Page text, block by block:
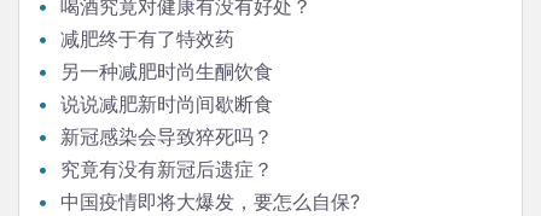
喝酒究竟对健康有没有好处？
减肥终于有了特效药
另一种减肥时尚生酮饮食
说说减肥新时尚间歇断食
新冠感染会导致猝死吗？
究竟有没有新冠后遗症？
中国疫情即将大爆发，要怎么自保?